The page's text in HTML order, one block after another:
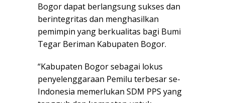
Bogor dapat berlangsung sukses dan
berintegritas dan menghasilkan
pemimpin yang berkualitas bagi Bumi
Tegar Beriman Kabupaten Bogor.
“Kabupaten Bogor sebagai lokus
penyelenggaraan Pemilu terbesar se-
Indonesia memerlukan SDM PPS yang